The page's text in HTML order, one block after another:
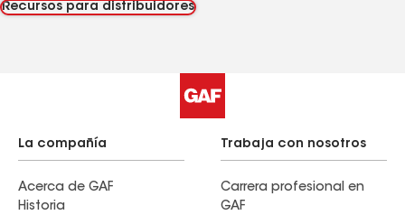
Recursos para distribuidores
La compañía
Acerca de GAF
Historia
Trabaja con nosotros
Carrera profesional en
GAF